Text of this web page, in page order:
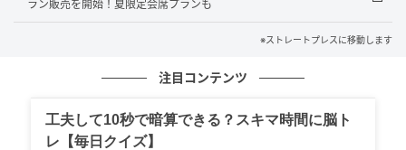
パッケージには「未来永劫の繁栄」を意味する吉祥文
ラン販売を開始！夏限定会席プランも
※ストレートプレスに移動します
注目コンテンツ
工夫して10秒で暗算できる？スキマ時間に脳ト
レ【毎日クイズ】